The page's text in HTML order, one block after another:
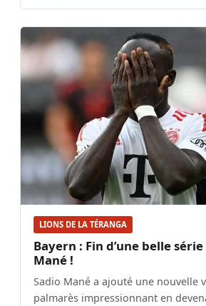
LIONS DE LA TÉRANGA
Bayern : Fin d’une belle
Mané !
Sadio Mané a ajouté une nouvelle
palmarès impressionnant en